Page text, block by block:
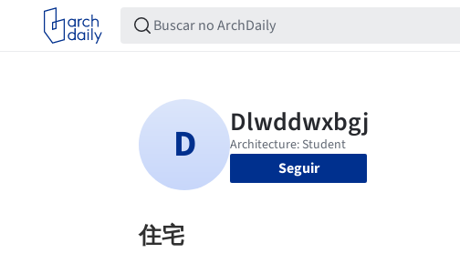
Seguir
住宅